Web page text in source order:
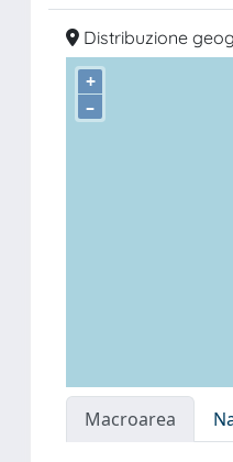
Distribuzione
+
–
Macroarea